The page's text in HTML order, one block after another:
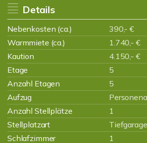
Details
Nebenkosten (ca.)
390,- €
Warmmiete (ca.)
1.740,- €
Kaution
4.150,- €
Etage
5
Anzahl Etagen
5
Aufzug
Anzahl Stellplätze
1
Stellplatzart
Tiefgarage
Schlafzimmer
1